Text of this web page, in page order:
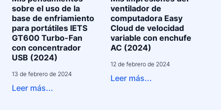
sobre el uso de la
base de enfriamiento
para portátiles IETS
GT600 Turbo-Fan
con concentrador
USB (2024)
13 de febrero de 2024
Leer más...
ventilador de
computadora Easy
Cloud de velocidad
variable con enchufe
AC (2024)
12 de febrero de 2024
Leer más...